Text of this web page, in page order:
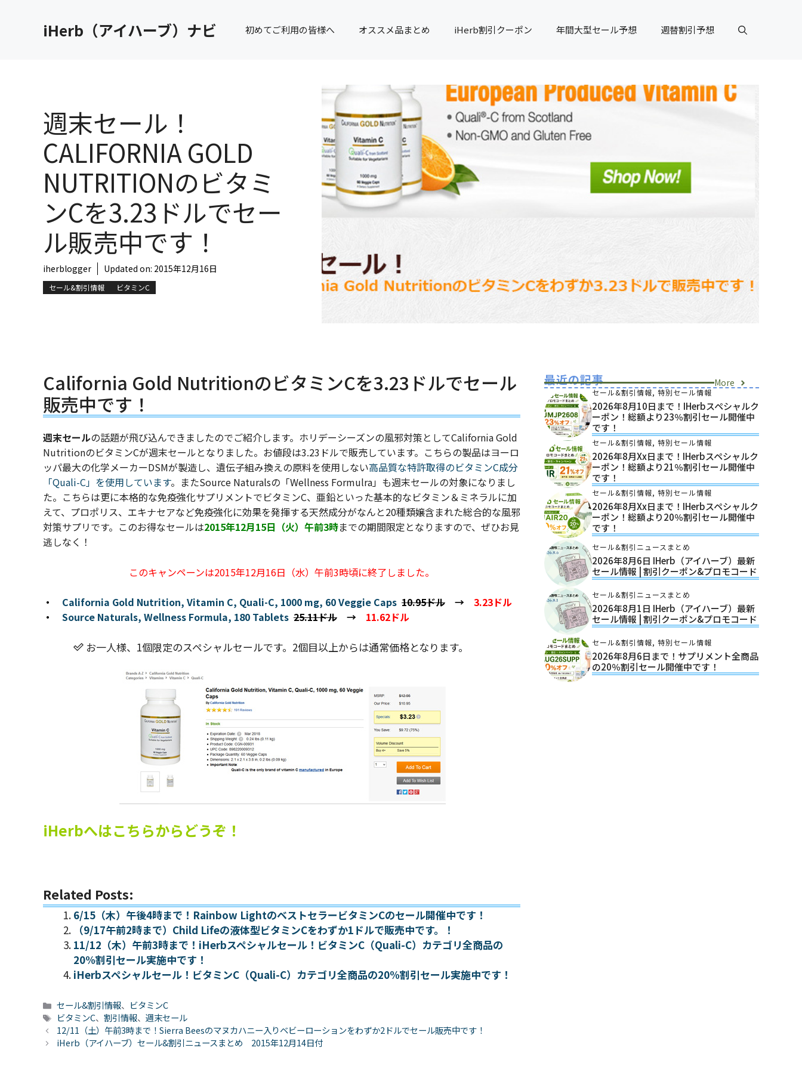
iHerb（アイハーブ）ナビ 初めてご利用の皆様へ オススメ品まとめ iHerb割引クーポン 年間大型セール予想 週替割引予想
週末セール！
CALIFORNIA GOLD
NUTRITIONのビタミ
ンCを3.23ドルでセー
ル販売中です！
iherblogger Updated on: 2015年12月16日
セール&割引情報 ビタミンC
California Gold NutritionのビタミンCを3.23ドルでセール
販売中です！
週末セールの話題が飛び込んできましたのでご紹介します。ホリデーシーズンの風邪対策としてCalifornia Gold
NutritionのビタミンCが週末セールとなりました。お値段は3.23ドルで販売しています。こちらの製品はヨーロ
ッパ最大の化学メーカーDSMが製造し、遺伝子組み換えの原料を使用しない高品質な特許取得のビタミンC成分
「Quali-C」を使用しています。またSource Naturalsの「Wellness Formulra」も週末セールの対象になりまし
た。こちらは更に本格的な免疫強化サプリメントでビタミンC、亜鉛といった基本的なビタミン＆ミネラルに加
えて、プロポリス、エキナセアなど免疫強化に効果を発揮する天然成分がなんと20種類嬢含まれた総合的な風邪
対策サプリです。このお得なセールは2015年12月15日（火）午前3時までの期間限定となりますので、ぜひお見
逃しなく！
このキャンペーンは2015年12月16日（水）午前3時頃に終了しました。
・ California Gold Nutrition, Vitamin C, Quali-C, 1000 mg, 60 Veggie Caps 10.95ドル → 3.23ドル
・ Source Naturals, Wellness Formula, 180 Tablets 25.11ドル → 11.62ドル
お一人様、1個限定のスペシャルセールです。2個目以上からは通常価格となります。
iHerbへはこちらからどうぞ！
Related Posts:
6/15（木）午後4時まで！Rainbow LightのベストセラービタミンCのセール開催中です！
（9/17午前2時まで）Child Lifeの液体型ビタミンCをわずか1ドルで販売中です。！
11/12（木）午前3時まで！iHerbスペシャルセール！ビタミンC（Quali-C）カテゴリ全商品の
20%割引セール実施中です！
iHerbスペシャルセール！ビタミンC（Quali-C）カテゴリ全商品の20%割引セール実施中です！
カ
テ
ゴ
リ
セール&割引情報、 ビタミンC
タ
グ
ビタミンC、割引情報、週末セール
12/11（土）午前3時まで！Sierra Beesのマヌカハニー入りベビーローションをわずか2ドルでセール販売中です！
iHerb（アイハーブ）セール&割引ニュースまとめ 2015年12月14日付
最近の記事 More
セール&割引情報, 特別セール情報
2026年8月10日まで！iHerbスペシャルク
ーポン！総額より23％割引セール開催中
です！
セール&割引情報, 特別セール情報
2026年8月xx日まで！iHerbスペシャルク
ーポン！総額より21％割引セール開催中
です！
セール&割引情報, 特別セール情報
2026年8月xx日まで！iHerbスペシャルク
ーポン！総額より20％割引セール開催中
です！
セール&割引ニュースまとめ
2026年8月6日 IHerb（アイハーブ）最新
セール情報 | 割引クーポン&プロモコード
セール&割引ニュースまとめ
2026年8月1日 IHerb（アイハーブ）最新
セール情報 | 割引クーポン&プロモコード
セール&割引情報, 特別セール情報
2026年8月6日まで！サプリメント全商品
の20％割引セール開催中です！